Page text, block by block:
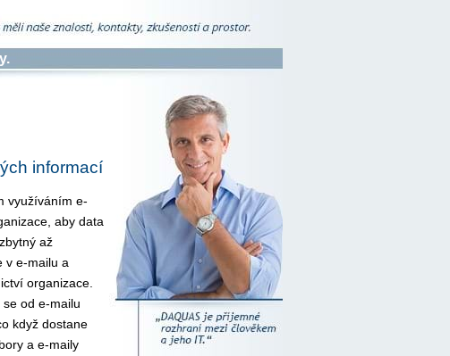
informací
využíváním e-
aby data
až
v e-mailu a
organizace.
od e-mailu
když dostane
a e-maily